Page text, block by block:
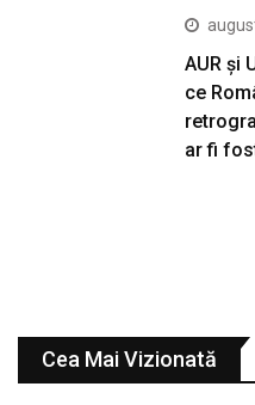
AUR și
ce
ar fi
Cea Mai Vizionată